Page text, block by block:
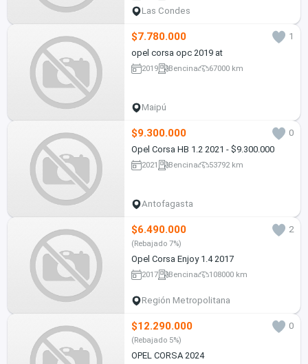
Las Condes
$7.780.000
1
opel corsa opc 2019 at
2019 Bencina 67000 km
Maipú
$9.300.000
0
Opel Corsa HB 1.2 2021 - $9.300.000
2021 Bencina 53792 km
Antofagasta
$6.490.000 2
(Rebajado 7%)
Opel Corsa Enjoy 1.4 2017
2017 Bencina 108000 km
Región Metropolitana
$12.290.000 0
(Rebajado 5%)
OPEL CORSA 2024